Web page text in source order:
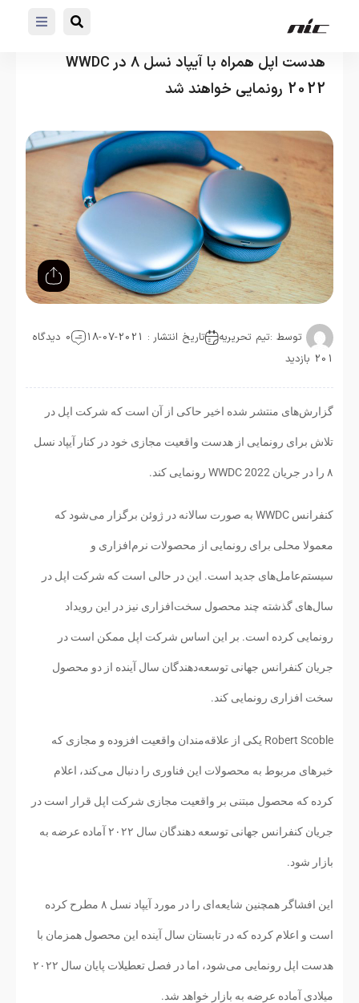
هدست اپل همراه با آیپاد نسل ۸ در WWDC
2022 رونمایی خواهند شد
توسط :تیم تحریریه تاریخ انتشار : 2021-07-18
0 دیدگاه
201 بازدید
گزارش‌های منتشر شده اخیر حاکی از آن است که شرکت اپل در
تلاش برای رونمایی از هدست واقعیت مجازی خود در کنار آیپاد نسل
۸ را در جریان WWDC 2022 رونمایی کند.
کنفرانس WWDC به صورت سالانه در ژوئن برگزار می‌شود که
معمولا محلی برای رونمایی از محصولات نرم‌افزاری و
سیستم‌عامل‌های جدید است. این در حالی است که شرکت اپل در
سال‌های گذشته چند محصول سخت‌افزاری نیز در این رویداد
رونمایی کرده است. بر این اساس شرکت اپل ممکن است در
جریان کنفرانس جهانی توسعه‌دهندگان سال آینده از دو محصول
سخت افزاری رونمایی کند.
Robert Scoble یکی از علاقه‌مندان واقعیت افزوده و مجازی که
خبرهای مربوط به محصولات این فناوری را دنبال می‌کند، اعلام
کرده که محصول مبتنی بر واقعیت مجازی شرکت اپل قرار است در
جریان کنفرانس جهانی توسعه دهندگان سال ۲۰۲۲ آماده عرضه به
بازار شود.
این افشاگر همچنین شایعه‌ای را در مورد آیپاد نسل ۸ مطرح کرده
است و اعلام کرده که در تابستان سال آینده این محصول همزمان با
هدست اپل رونمایی می‌شود، اما در فصل تعطیلات پایان سال ۲۰۲۲
میلادی آماده عرضه به بازار خواهد شد.